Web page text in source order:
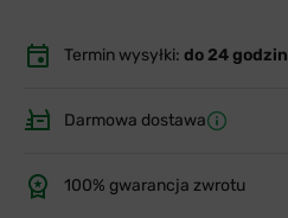
Termin wysyłki: do 24 godzin
Darmowa dostawa
100% gwarancja zwrotu